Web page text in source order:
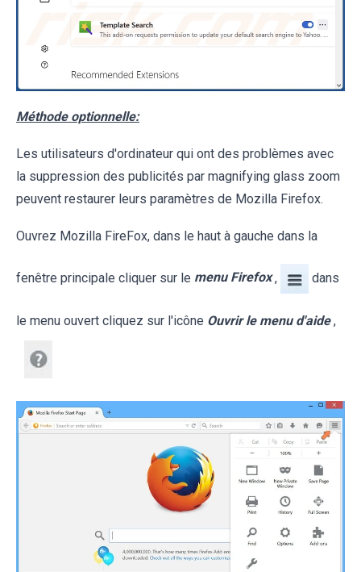
Méthode optionnelle:
Les utilisateurs d'ordinateur qui ont des problèmes avec
la suppression des publicités par magnifying glass zoom
peuvent restaurer leurs paramètres de Mozilla Firefox.
Ouvrez Mozilla FireFox, dans le haut à gauche dans la
fenêtre principale cliquer sur le menu Firefox , dans
le menu ouvert cliquez sur l'icône Ouvrir le menu d'aide ,